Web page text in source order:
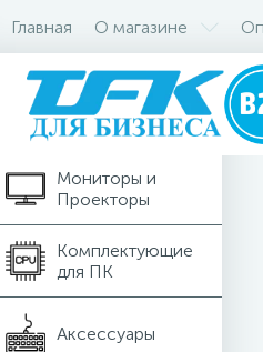
Главная О магазине
Компьютеры и
Ноутбуки
Мониторы и
Проекторы
Комплектующие
для ПК
Аксессуары